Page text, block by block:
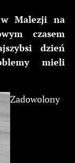
Malezji na
czasem
dzień
mieli
Zadowolony